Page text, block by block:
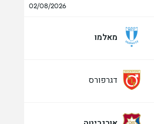
02/08/2026
מאלמו
דגרפורס